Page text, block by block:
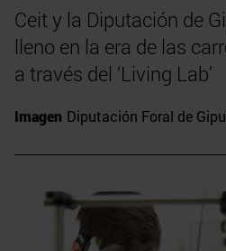
Ceit y la Diputación de
lleno en la era de las
a través del ‘Living Lab’
Imagen Diputación Foral de